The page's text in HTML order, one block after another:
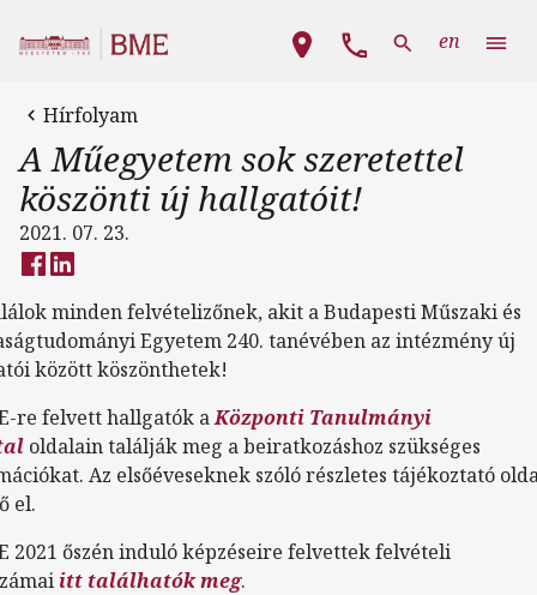
Fő navigáció
en
Hírfolyam
A Műegyetem sok szeretettel
köszönti új hallgatóit!
2021. 07. 23.
minden felvételizőnek, akit a Budapesti Műszaki és
Egyetem 240. tanévében az intézmény új
között köszönthetek!
re felvett hallgatók aKözponti Tanulmányi
oldalain találják meg a beiratkozáshoz szükséges
Az elsőéveseknek szóló részletes tájékoztató
el.
2021 őszén induló képzéseire felvettek felvételi
itt találhatók meg.